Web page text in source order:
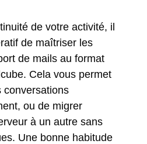
de votre activité, il
de maîtriser les
de mails au format
Cela vous permet
conversations
ou de migrer
à un autre sans
Une bonne habitude